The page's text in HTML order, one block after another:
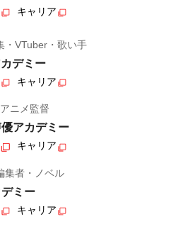
キャリア
・VTuber・歌い手
デミー
キャリア
ニメ監督
アカデミー
キャリア
集者・ノベル
ミー
キャリア